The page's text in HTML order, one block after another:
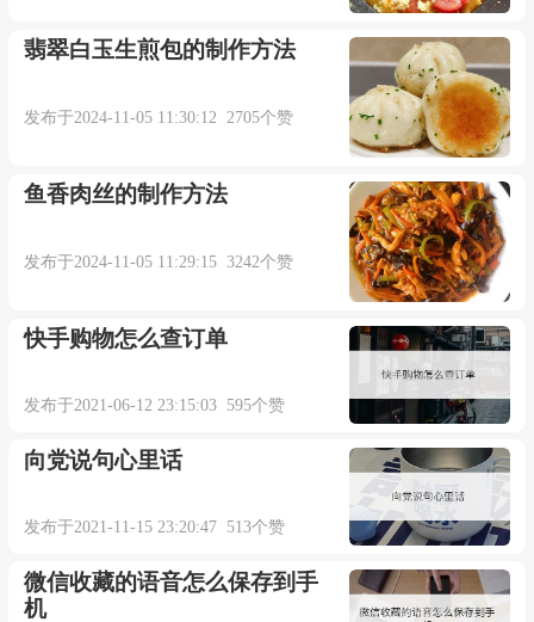
翡翠白玉生煎包的制作方法
发布于2024-11-05 11:30:12 2705个赞
鱼香肉丝的制作方法
发布于2024-11-05 11:29:15 3242个赞
快手购物怎么查订单
发布于2021-06-12 23:15:03 595个赞
向党说句心里话
发布于2021-11-15 23:20:47 513个赞
微信收藏的语音怎么保存到手
机